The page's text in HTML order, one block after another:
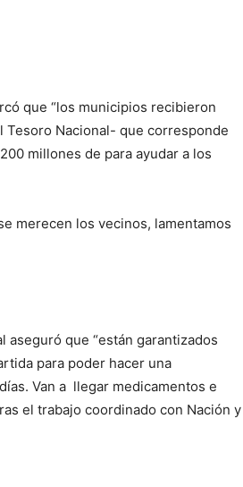
que “los municipios recibieron
Tesoro Nacional- que corresponde
millones de para ayudar a los
merecen los vecinos, lamentamos
aseguró que “están garantizados
para poder hacer una
Van a llegar medicamentos e
el trabajo coordinado con Nación y